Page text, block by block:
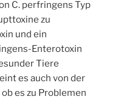
C. perfringens Typ
zu
und ein
Enterotoxin
Tiere
es auch von der
es zu Problemen